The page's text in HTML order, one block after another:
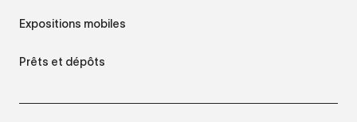
Expositions mobiles
Prêts et dépôts